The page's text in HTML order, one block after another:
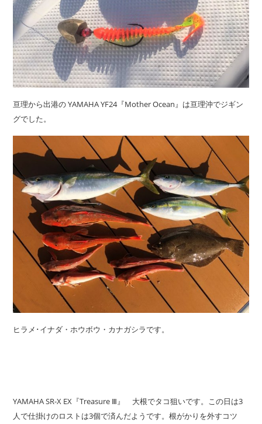
亘理から出港の YAMAHA YF24『Mother Ocean』は亘理沖でジギン
グでした。
ヒラメ･イナダ・ホウボウ・カナガシラです。
YAMAHA SR-X EX『Treasure Ⅲ』 大根でタコ狙いです。この日は3
人で仕掛けのロストは3個で済んだようです。根がかりを外すコツ